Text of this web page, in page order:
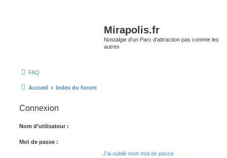
Mirapolis.fr
Nostalgie d'un Parc d'attraction pas comme les
autres
FAQ
Accueil Index du forum
Connexion
Nom d’utilisateur :
Mot de passe :
J’ai oublié mon mot de passe